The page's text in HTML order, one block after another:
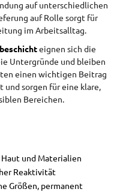
auf unterschiedlichen
auf Rolle sorgt für
im Arbeitsalltag.
eignen sich die
Untergründe und bleiben
einen wichtigen Beitrag
und sorgen für eine klare,
Bereichen.
und Materialien
Reaktivität
Größen, permanent